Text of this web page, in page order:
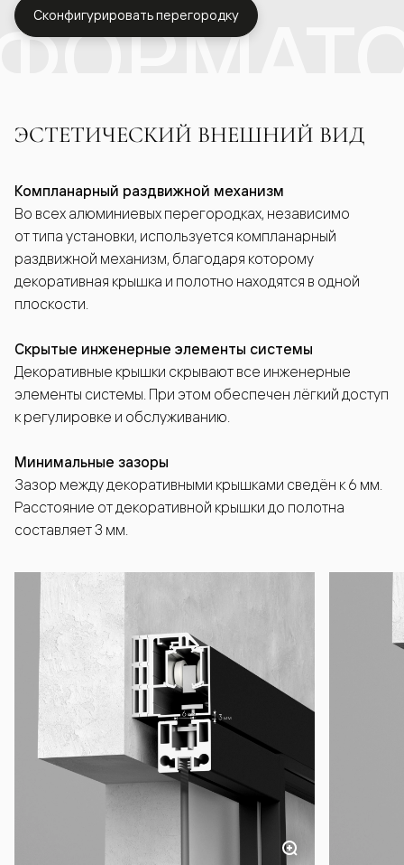
Сконфигурировать перегородку
ЭСТЕТИЧЕСКИЙ ВНЕШНИЙ ВИД
Компланарный раздвижной механизм
Во всех алюминиевых перегородках, независимо
от типа установки, используется компланарный
раздвижной механизм, благодаря которому
декоративная крышка и полотно находятся в одной
плоскости.
Скрытые инженерные элементы системы
Декоративные крышки скрывают все инженерные
элементы системы. При этом обеспечен лёгкий доступ
к регулировке и обслуживанию.
Минимальные зазоры
Зазор между декоративными крышками сведён к 6 мм.
Расстояние от декоративной крышки до полотна
составляет 3 мм.